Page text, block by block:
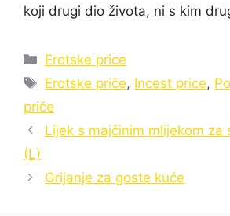
koji drugi dio života, ni s kim
Categories
Erotske price
Tags
Erotske priče, Incest price,
priče
Lijek s majčinim mlijekom za
(L)
Grijanje za goste kuće